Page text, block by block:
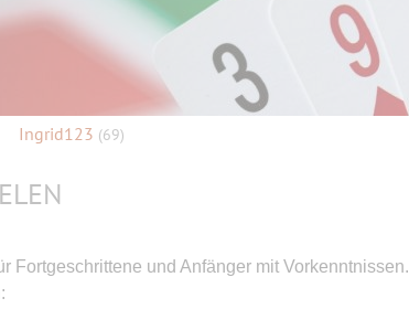
Ingrid123 (69)
Fortgeschrittene und Anfänger mit Vorkenntnissen.